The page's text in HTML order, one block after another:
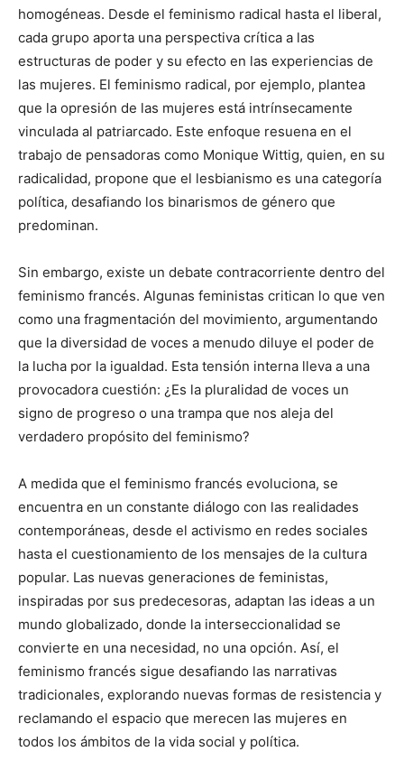
homogéneas. Desde el feminismo radical hasta el liberal,
cada grupo aporta una perspectiva crítica a las
estructuras de poder y su efecto en las experiencias de
las mujeres. El feminismo radical, por ejemplo, plantea
que la opresión de las mujeres está intrínsecamente
vinculada al patriarcado. Este enfoque resuena en el
trabajo de pensadoras como Monique Wittig, quien, en su
radicalidad, propone que el lesbianismo es una categoría
política, desafiando los binarismos de género que
predominan.
Sin embargo, existe un debate contracorriente dentro del
feminismo francés. Algunas feministas critican lo que ven
como una fragmentación del movimiento, argumentando
que la diversidad de voces a menudo diluye el poder de
la lucha por la igualdad. Esta tensión interna lleva a una
provocadora cuestión: ¿Es la pluralidad de voces un
signo de progreso o una trampa que nos aleja del
verdadero propósito del feminismo?
A medida que el feminismo francés evoluciona, se
encuentra en un constante diálogo con las realidades
contemporáneas, desde el activismo en redes sociales
hasta el cuestionamiento de los mensajes de la cultura
popular. Las nuevas generaciones de feministas,
inspiradas por sus predecesoras, adaptan las ideas a un
mundo globalizado, donde la interseccionalidad se
convierte en una necesidad, no una opción. Así, el
feminismo francés sigue desafiando las narrativas
tradicionales, explorando nuevas formas de resistencia y
reclamando el espacio que merecen las mujeres en
todos los ámbitos de la vida social y política.